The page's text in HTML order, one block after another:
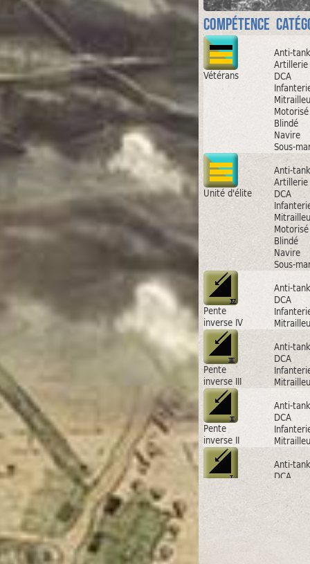
Compétence
Vétérans
Anti-tank
Artillerie
DCA
Motorisé
Blindé
Navire
Sous-
Unité d'élite
Anti-tank
Artillerie
DCA
Motorisé
Blindé
Navire
Sous-
Pente
inverse IV
Anti-tank
DCA
Pente
inverse III
Anti-tank
DCA
Pente
inverse II
Anti-tank
DCA
Anti-tank
DCA
Anti-tank
Artillerie